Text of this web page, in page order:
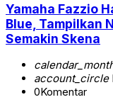
Yamaha Fazzio
Blue, Tampilkan
Semakin Skena
account_circle
0Komentar